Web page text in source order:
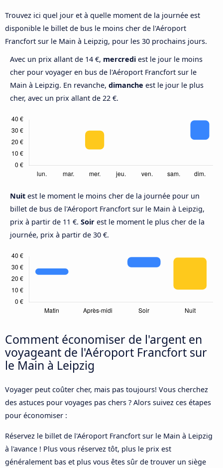
Trouvez ici quel jour et à quelle moment de la journée est
disponible le billet de bus le moins cher de l'Aéroport
Francfort sur le Main à Leipzig, pour les 30 prochains jours.
Avec un prix allant de 14 €, mercredi est le jour le moins
cher pour voyager en bus de l'Aéroport Francfort sur le
Main à Leipzig. En revanche, dimanche est le jour le plus
cher, avec un prix allant de 22 €.
Nuit est le moment le moins cher de la journée pour un
billet de bus de l'Aéroport Francfort sur le Main à Leipzig,
prix à partir de 11 €. Soir est le moment le plus cher de la
journée, prix à partir de 30 €.
Comment économiser de l'argent en
voyageant de l'Aéroport Francfort sur
le Main à Leipzig
Voyager peut coûter cher, mais pas toujours! Vous cherchez
des astuces pour voyages pas chers ? Alors suivez ces étapes
pour économiser :
Réservez le billet de l'Aéroport Francfort sur le Main à Leipzig
à l'avance ! Plus vous réservez tôt, plus le prix est
généralement bas et plus vous êtes sûr de trouver un siège